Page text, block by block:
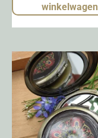
winkelwagen